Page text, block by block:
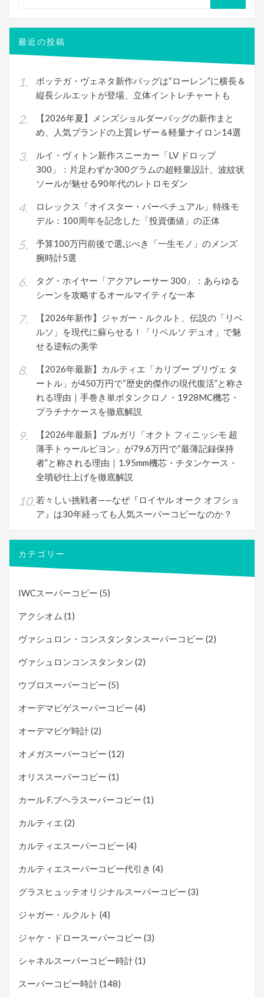
象:
最近の投稿
ボッテガ・ヴェネタ新作バッグは“ローレン”に横長＆
縦長シルエットが登場、立体イントレチャートも
【2026年夏】メンズショルダーバッグの新作まと
め、人気ブランドの上質レザー＆軽量ナイロン14選
ルイ・ヴィトン新作スニーカー「LV ドロップ
300」：片足わずか300グラムの超軽量設計、波紋状
ソールが魅せる90年代のレトロモダン
ロレックス「オイスター・パーペチュアル」特殊モ
デル：100周年を記念した「投資価値」の正体
予算100万円前後で選ぶべき「一生モノ」のメンズ
腕時計5選
タグ・ホイヤー「アクアレーサー 300」：あらゆる
シーンを攻略するオールマイティな一本
【2026年新作】ジャガー・ルクルト、伝説の「リベ
ルソ」を現代に蘇らせる！「リベルソ デュオ」で魅
せる逆転の美学
【2026年最新】カルティエ「カリブー プリヴェ タ
ートル」が450万円で“歴史的傑作の現代復活”と称さ
れる理由｜手巻き単ボタンクロノ・1928MC機芯・
プラチナケースを徹底解説
【2026年最新】ブルガリ「オクト フィニッシモ 超
薄手トゥールビヨン」が79.6万円で“最薄記録保持
者”と称される理由｜1.95mm機芯・チタンケース・
全噴砂仕上げを徹底解説
若々しい挑戦者——なぜ『ロイヤル オーク オフショ
ア』は30年経っても人気スーパーコピーなのか？
カテゴリー
IWCスーパーコピー (5)
アクシオム (1)
ヴァシュロン・コンスタンタンスーパーコピー (2)
ヴァシュロンコンスタンタン (2)
ウブロスーパーコピー (5)
オーデマピゲスーパーコピー (4)
オーデマピゲ時計(2)
オメガスーパーコピー (12)
オリススーパーコピー (1)
カール F.ブヘラスーパーコピー (1)
カルティエ (2)
カルティエスーパーコピー (4)
カルティエスーパーコピー代引き (4)
グラスヒュッテオリジナルスーパーコピー (3)
ジャガー・ルクルト (4)
ジャケ・ドロースーパーコピー (3)
シャネルスーパーコピー時計(1)
スーパーコピー時計(148)